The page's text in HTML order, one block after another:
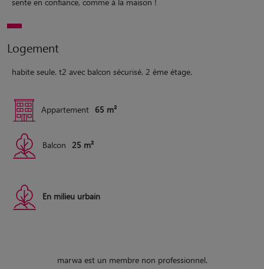
Logement
habite seule. t2 avec balcon sécurisé. 2 ème étage.
Appartement 65 m²
Balcon 25 m²
En milieu urbain
marwa est un membre non professionnel.